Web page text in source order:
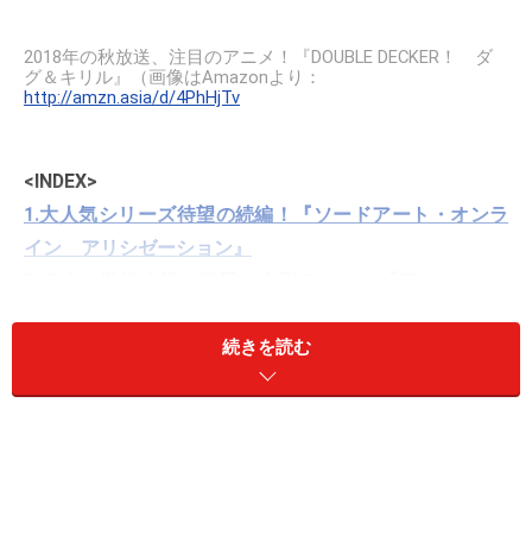
2018年の秋放送、注目のアニメ！『DOUBLE DECKER！ ダ
グ＆キリル』（画像はAmazonより：
http://amzn.asia/d/4PhHjTv
<INDEX>
1.大人気シリーズ待望の続編！『ソードアート・オンラ
イン アリシゼーション』
3.激化する金塊争奪戦！『ゴールデンカムイ』第二期
4.ちょっと変わった異世界転生『転生したらスライムだ
続きを読む